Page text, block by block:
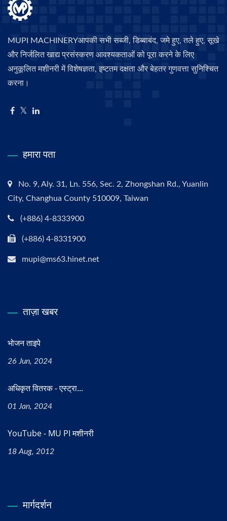
MUPI MACHINERYआपकी सभी सब्जी, डिब्बाबंद, जमे हुए, तले हुए, सूखे
और निर्जलित खाद्य प्रसंस्करण आवश्यकताओं को पूरा करने के लिए
अनुकूलित मशीनरी में विशेषज्ञता, इष्टतम दक्षता और बेहतर गुणवत्ता सुनिश्चित
करना।
हमारा पता
No. 9, Aly. 31, Ln. 556, Sec. 2, Zhongshan Rd., Yuanlin
City, Changhua County 510009, Taiwan
(+886) 4-8333900
(+886) 4-8331900
mupi@ms63.hinet.net
ताज़ा खबर
भोजन ताइपे
26 Jun, 2024
अधिकृत वितरक - एस्ट्रा...
01 Jan, 2024
YouTube - MU PI मशीनरी
18 Aug, 2012
मार्गदर्शन